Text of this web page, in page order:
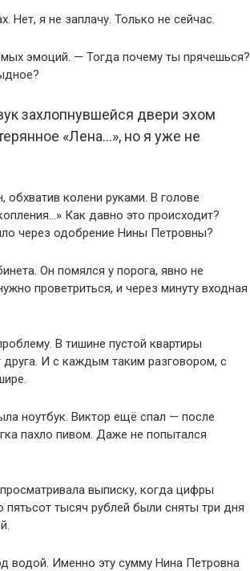
Нет, я не заплачу. Только не сейчас.
эмоций. — Тогда почему ты прячешься?
захлопнувшейся двери эхом
«Лена…», но я уже не
колени руками. В голове
Как давно это происходит?
через одобрение Нины Петровны?
Он помялся у порога, явно не
проветриться, и через минуту входная
В тишине пустой квартиры
И с каждым таким разговором, с
ноутбук. Виктор ещё спал — после
пахло пивом. Даже не попытался
выписку, когда цифры
тысяч рублей были сняты три дня
водой. Именно эту сумму Нина Петровна